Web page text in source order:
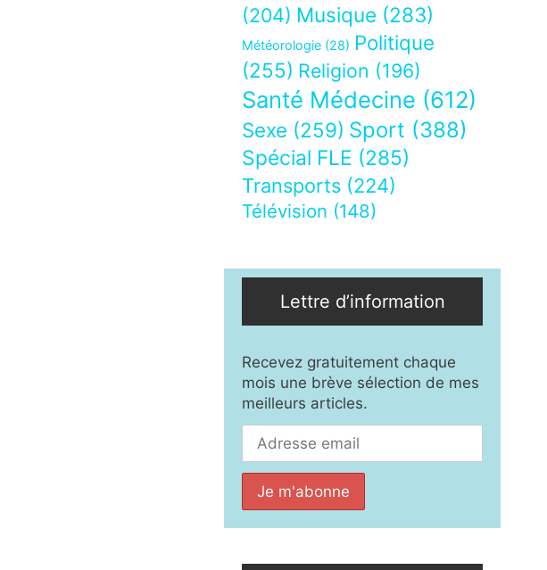
(204) Musique (283)
Météorologie (28) Politique
(255) Religion (196)
Santé Médecine (612)
Sexe (259) Sport (388)
Spécial FLE (285)
Transports (224)
Télévision (148)
Lettre d’information
Recevez gratuitement chaque
mois une brève sélection de mes
meilleurs articles.